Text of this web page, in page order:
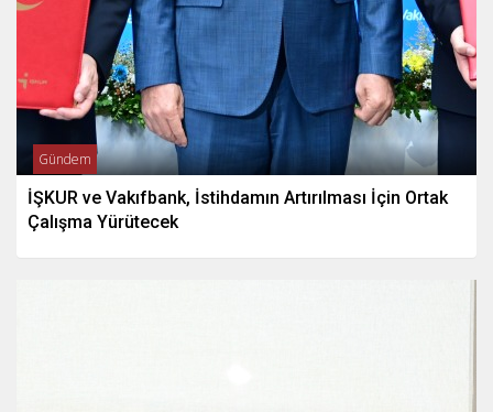
Gündem
İŞKUR ve Vakıfbank, İstihdamın Artırılması İçin Ortak
Çalışma Yürütecek